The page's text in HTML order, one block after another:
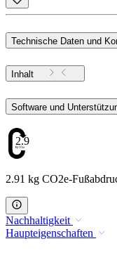
Technische Daten und
Inhalt
Software und
2.91
2.91 kg CO2e-
Nachhaltigkeit
Haupteigenschaften